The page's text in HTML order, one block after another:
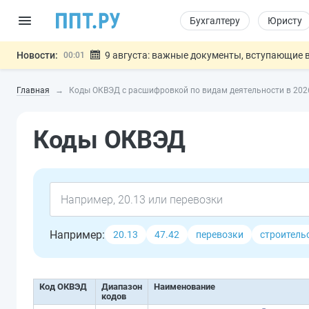
Бухгалтеру Юристу
Новости: 00:01 9 августа: важные документы, вступающие
07.08
Дистанционную работу беременных пропишут
Важно Разработают единые критерии
Главная Коды ОКВЭД с расшифровкой по видам деятельности в
Коды ОКВЭД
Например: 20.13 47.42 перевозки
Код ОКВЭД
Диапазон
кодов
Наименование